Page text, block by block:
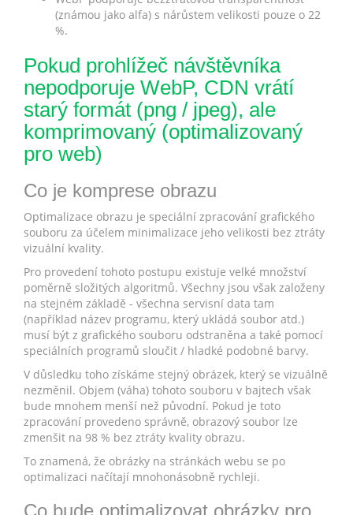
(známou jako alfa) s nárůstem velikosti pouze o 22
%.
Pokud prohlížeč návštěvníka
nepodporuje WebP, CDN vrátí
starý formát (png / jpeg), ale
komprimovaný (optimalizovaný
pro web)
Co je komprese obrazu
Optimalizace obrazu je speciální zpracování grafického
souboru za účelem minimalizace jeho velikosti bez ztráty
vizuální kvality.
Pro provedení tohoto postupu existuje velké množství
poměrně složitých algoritmů. Všechny jsou však založeny
na stejném základě - všechna servisní data tam
(například název programu, který ukládá soubor atd.)
musí být z grafického souboru odstraněna a také pomocí
speciálních programů sloučit / hladké podobné barvy.
V důsledku toho získáme stejný obrázek, který se vizuálně
nezměnil. Objem (váha) tohoto souboru v bajtech však
bude mnohem menší než původní. Pokud je toto
zpracování provedeno správně, obrazový soubor lze
zmenšit na 98 % bez ztráty kvality obrazu.
To znamená, že obrázky na stránkách webu se po
optimalizaci načítají mnohonásobně rychleji.
Co bude optimalizovat obrázky pro